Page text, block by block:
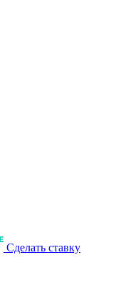
Сделать ставку